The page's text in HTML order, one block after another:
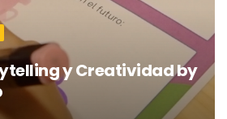
y Creatividad by